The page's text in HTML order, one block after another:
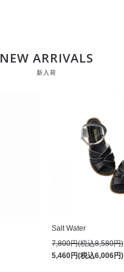
NEW ARRIVALS
新入荷
Salt Water
7,800円(税込8,580円)
5,460円(税込6,006円)